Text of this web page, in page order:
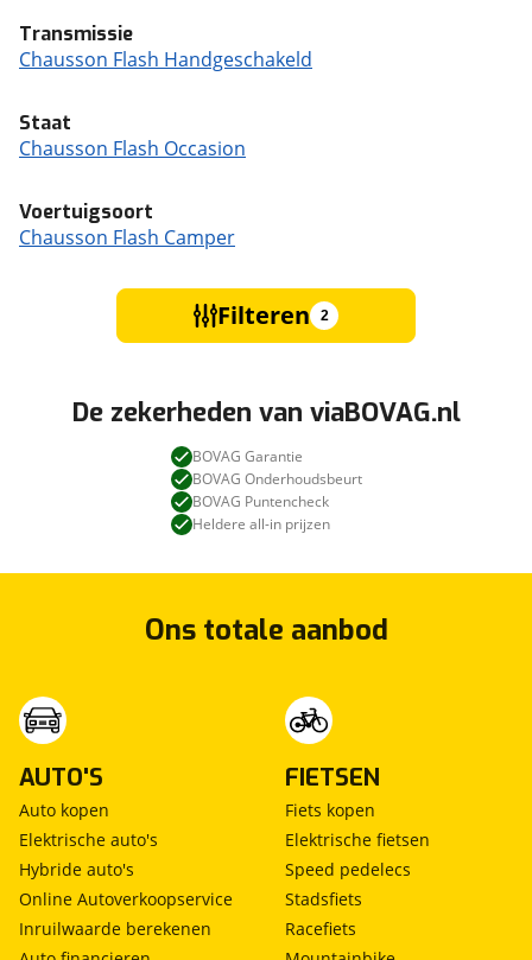
Transmissie
Chausson Flash Handgeschakeld
Staat
Chausson Flash Occasion
Voertuigsoort
Chausson Flash Camper
Filteren 2
De zekerheden van viaBOVAG.nl
BOVAG Garantie
BOVAG Onderhoudsbeurt
BOVAG Puntencheck
Heldere all-in prijzen
Ons totale aanbod
AUTO'S
Auto kopen
Elektrische auto's
Hybride auto's
Online Autoverkoopservice
Inruilwaarde berekenen
FIETSEN
Fiets kopen
Elektrische fietsen
Speed pedelecs
Stadsfiets
Racefiets